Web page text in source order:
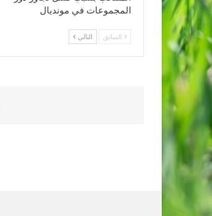
المجموعات في مونديال
السابق التالي